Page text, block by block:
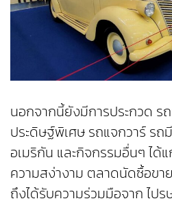
นอกจากนี้ยังมีการประกวด ร
ประดิษฐ์พิเศษ รถแจกวาร์ รถ
อเมริกัน และกิจกรรมอื่นๆ ได้
ความสง่างาม ตลาดนัดซื้อขา
ถึงได้รับความร่วมมือจาก ไป